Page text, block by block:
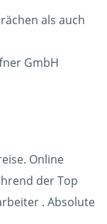
als auch
GmbH
Online
der Top
. Absolute